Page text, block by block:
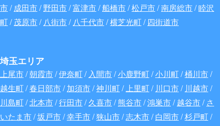
市/成田市/野田市/富津市/船橋市/松戸市/南房総市/睦沢
町/茂原市/ 八街市/ 八千代市/横芝光町/ 四街道市
埼玉エリア
上尾市/朝霞市/伊奈町/ 入間市/小鹿野町/小川町/桶川市/
越生町/春日部市/加須市/神川町/上里町/ 川口市/ 川越市/
川島町/北本市/行田市/久喜市/熊谷市/鴻巣市/越谷市/ さ
いたま市/坂戸市/幸手市/狭山市/志木市/白岡市/杉戸町/